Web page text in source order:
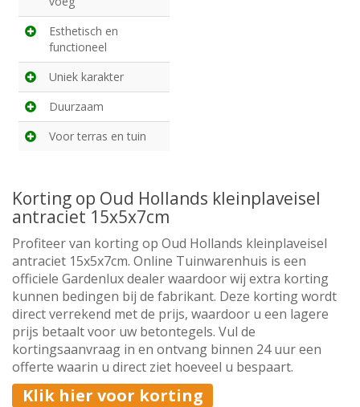
Esthetisch en
functioneel
Uniek karakter
Duurzaam
Voor terras en tuin
Korting op Oud Hollands kleinplaveisel
antraciet 15x5x7cm
Profiteer van korting op Oud Hollands kleinplaveisel
antraciet 15x5x7cm. Online Tuinwarenhuis is een
officiele Gardenlux dealer waardoor wij extra korting
kunnen bedingen bij de fabrikant. Deze korting wordt
direct verrekend met de prijs, waardoor u een lagere
prijs betaalt voor uw betontegels. Vul de
kortingsaanvraag in en ontvang binnen 24 uur een
offerte waarin u direct ziet hoeveel u bespaart.
Klik hier voor korting